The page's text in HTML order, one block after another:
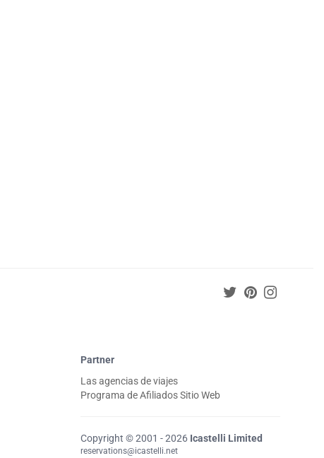
Partner
Las agencias de viajes
Programa de Afiliados Sitio Web
Copyright © 2001 - 2026 Icastelli Limited
reservations@icastelli.net